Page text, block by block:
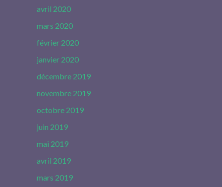
avril 2020
mars 2020
février 2020
janvier 2020
décembre 2019
novembre 2019
octobre 2019
juin 2019
mai 2019
avril 2019
mars 2019